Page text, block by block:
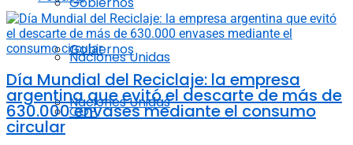
Naciones Unidas
COP
Gobiernos
Naciones Unidas
Día Mundial del Reciclaje: la empresa
argentina que evitó el descarte de más de
630.000 envases mediante el consumo
circular